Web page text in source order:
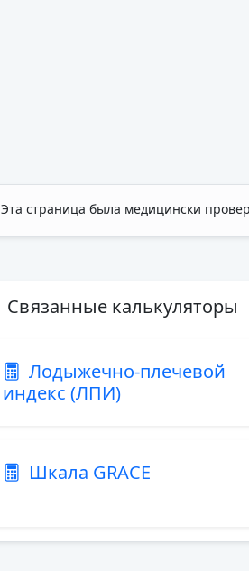
Эта страница была медицински
Связанные калькуляторы
Лодыжечно-плечевой
индекс (ЛПИ)
Шкала GRACE